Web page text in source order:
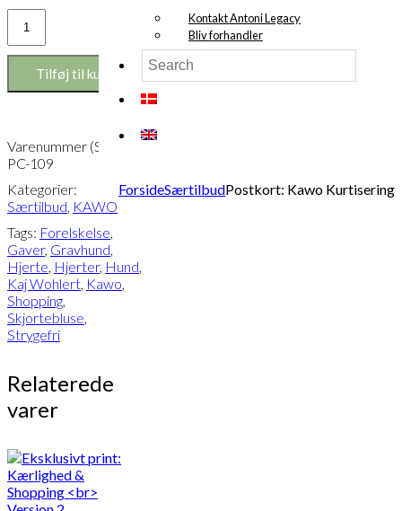
Kontakt Antoni Legacy
Bliv forhandler
ForsideSærtilbudPostkort: Kawo Kurtisering
Kawo
Kurtisering
Tilføj til kurv
Varenummer (SKU):
PC-109
Kategorier:
Særtilbud, KAWO
Tags: Forelskelse,
Gaver, Gravhund,
Hjerte, Hjerter, Hund,
Kaj Wohlert, Kawo,
Shopping,
Skjortebluse,
Strygefri
Relaterede
varer